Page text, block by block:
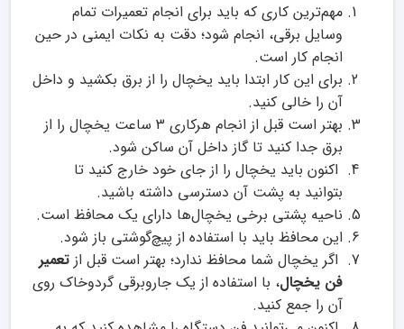
مهم‌ترین کاری که باید برای انجام تعمیرات تمام
وسایل برقی، انجام شود؛ دقت به نکات ایمنی در حین
انجام کار است.
برای این کار ابتدا باید یخچال را از برق بکشید و داخل
آن را خالی کنید.
بهتر است قبل از انجام هرکاری 3 ساعت یخچال را از
برق جدا کنید تا گاز داخل آن ساکن شود.
اکنون باید یخچال را از جای خود خارج کنید تا
بتوانید به پشت آن دسترسی داشته باشید.
ناحیه پشتی برخی یخچال‌ها دارای یک محافظ است.
این محافظ باید با استفاده از پیچ‌گوشتی باز شود.
اگر یخچال شما محافظ ندارد؛ بهتر است قبل از تعمیر
فن یخچال، با استفاده از یک جاروبرقی گردوخاک روی
آن را جمع کنید.